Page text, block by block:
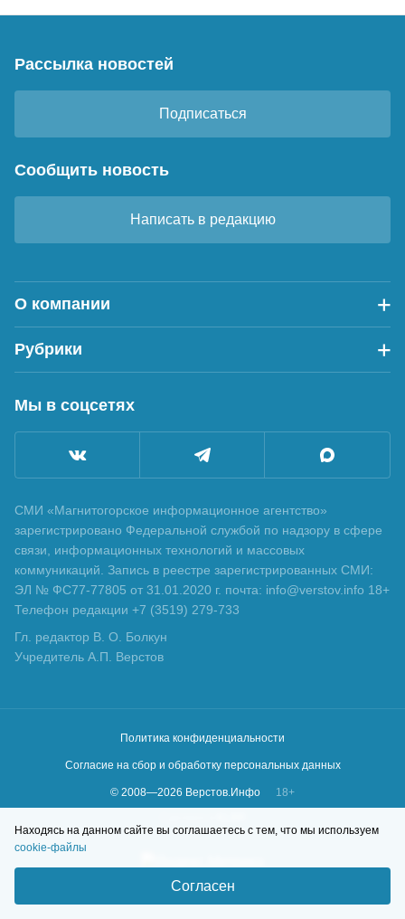
Рассылка новостей
Подписаться
Сообщить новость
Написать в редакцию
О компании
Рубрики
Мы в соцсетях
СМИ «Магнитогорское информационное агентство»
зарегистрировано Федеральной службой по надзору в сфере
связи, информационных технологий и массовых
коммуникаций. Запись в реестре зарегистрированных СМИ:
ЭЛ № ФС77-77805 от 31.01.2020 г. почта: info@verstov.info 18+
Телефон редакции +7 (3519) 279-733
Гл. редактор В. О. Болкун
Учредитель А.П. Верстов
Политика конфиденциальности
Согласие на сбор и обработку персональных данных
© 2008—2026 Верстов.Инфо
18+
Находясь на данном сайте вы соглашаетесь с тем, что мы используем
cookie-файлы
Согласен